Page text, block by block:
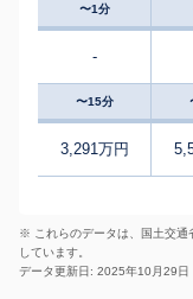
〜1分
-
〜15分
3,291万円
※ これらのデータは、国土交通
しています。
データ更新日: 2025年10月29日